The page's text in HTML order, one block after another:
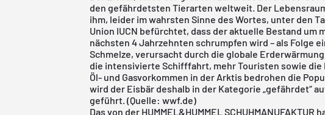
den gefährdetsten Tierarten weltweit. Der
ihm, leider im wahrsten Sinne des Wortes, unter den
Union IUCN befürchtet, dass der aktuelle Bestand um
nächsten 4 Jahrzehnten schrumpfen wird – als Folge
Schmelze, verursacht durch die globale
die intensivierte Schifffahrt, mehr Touristen sowie die
Öl- und Gasvorkommen in der Arktis bedrohen die
wird der Eisbär deshalb in der Kategorie „gefährdet“
geführt. (Quelle: wwf.de)
Das von der HUMMEL&HUMMEL